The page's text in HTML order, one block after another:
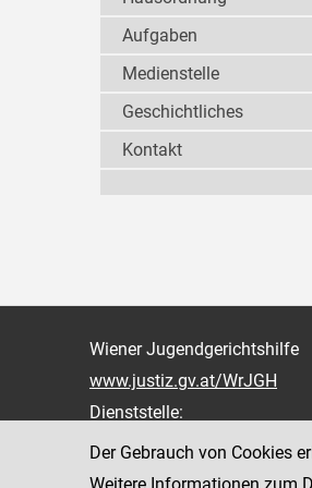
Aufgaben
Medienstelle
Geschichtliches
Kontakt
Wiener Jugendgerichtshilfe
www.justiz.gv.at/WrJGH
Dienststelle:
Der Gebrauch von Cookies